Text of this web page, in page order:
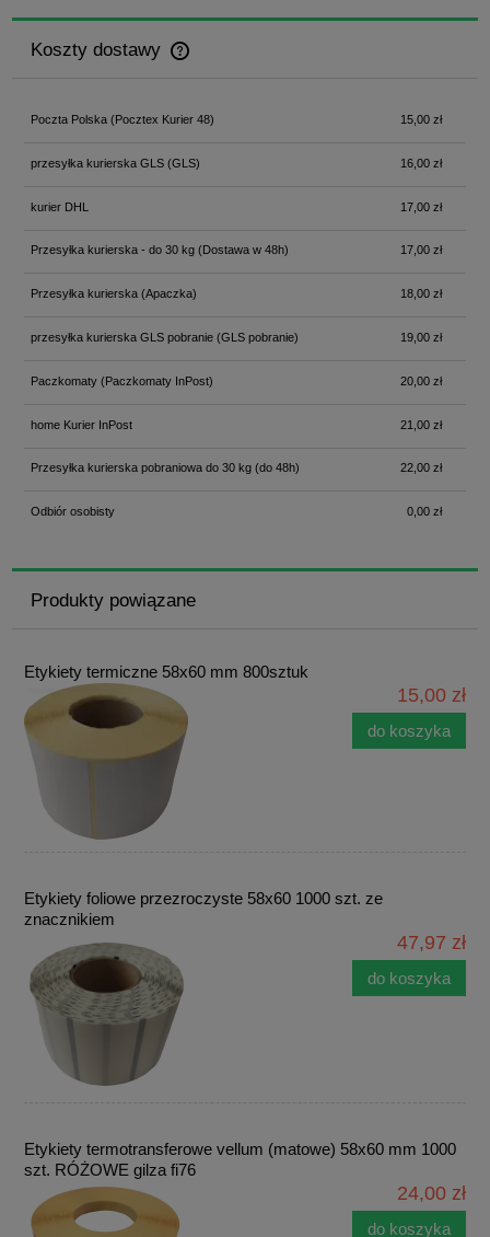
Koszty dostawy
Cena nie zawiera ewentualnych kosztów płatności
Poczta Polska(Pocztex Kurier 48) 15,00 zł
przesyłka kurierska GLS(GLS) 16,00 zł
kurier DHL 17,00 zł
Przesyłka kurierska - do 30 kg(Dostawa w 48h) 17,00 zł
Przesyłka kurierska (Apaczka) 18,00 zł
przesyłka kurierska GLS pobranie(GLS pobranie) 19,00 zł
Paczkomaty(Paczkomaty InPost) 20,00 zł
home Kurier InPost 21,00 zł
Przesyłka kurierska pobraniowa do 30 kg(do 48h) 22,00 zł
Odbiór osobisty 0,00 zł
Produkty powiązane
Etykiety termiczne 58x60 mm 800sztuk
15,00 zł
do koszyka
Etykiety foliowe przezroczyste 58x60 1000 szt. ze
znacznikiem
47,97 zł
do koszyka
Etykiety termotransferowe vellum (matowe) 58x60 mm 1000
szt. RÓŻOWE gilza fi76
24,00 zł
do koszyka